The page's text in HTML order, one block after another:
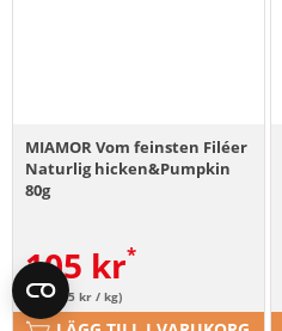
MIAMOR Vom feinsten Filéer
Naturlig hicken&Pumpkin
80g
105 kr
(1316.25 kr / kg)